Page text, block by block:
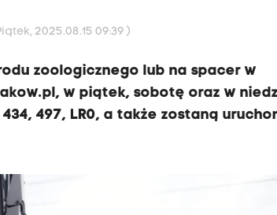
2025.08.15 09:39 )
zoologicznego lub na spacer w
w piątek, sobotę oraz w
497, LR0, a także zostaną